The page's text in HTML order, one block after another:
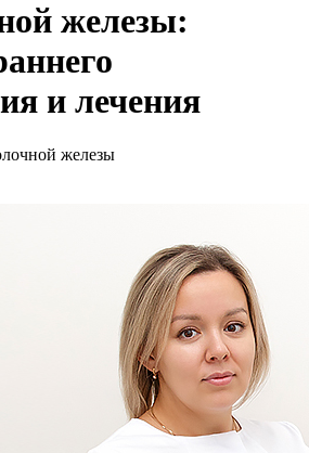
железы:
и лечения
железы